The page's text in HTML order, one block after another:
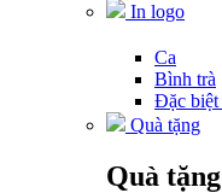
In logo
Ca
Bình trà
Đặc biệt
Quà tặng
Quà